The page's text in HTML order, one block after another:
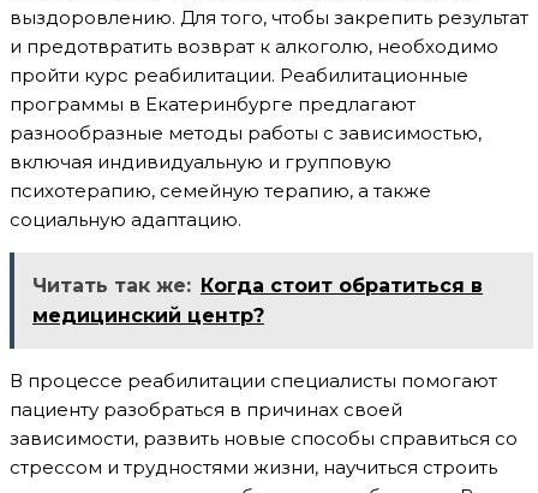
выздоровлению. Для того, чтобы закрепить результат
и предотвратить возврат к алкоголю, необходимо
пройти курс реабилитации. Реабилитационные
программы в Екатеринбурге предлагают
разнообразные методы работы с зависимостью,
включая индивидуальную и групповую
психотерапию, семейную терапию, а также
социальную адаптацию.
Читать так же: Когда стоит обратиться в
медицинский центр?
В процессе реабилитации специалисты помогают
пациенту разобраться в причинах своей
зависимости, развить новые способы справиться со
стрессом и трудностями жизни, научиться строить